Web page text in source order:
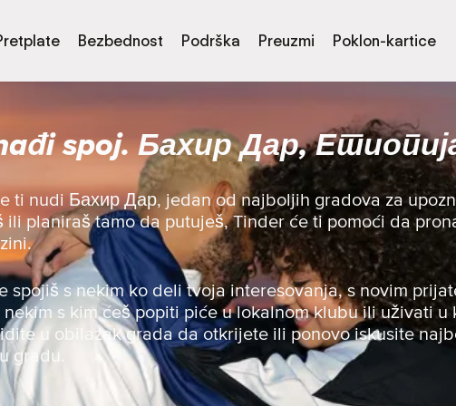
Bezbednost Podrška Preuzmi Poklon-kartice
spoj. Бахир Дар,
ti nudi Бахир Дар, jedan od najboljih gradova za
ili planiraš tamo da putuješ, Tinder će ti pomoći da
spojiš s nekim ko deli tvoja interesovanja, s novim
nekim s kim ćeš popiti piće u lokalnom klubu ili uživati u
u obilazak grada da otkrijete ili ponovo iskusite
gradu.